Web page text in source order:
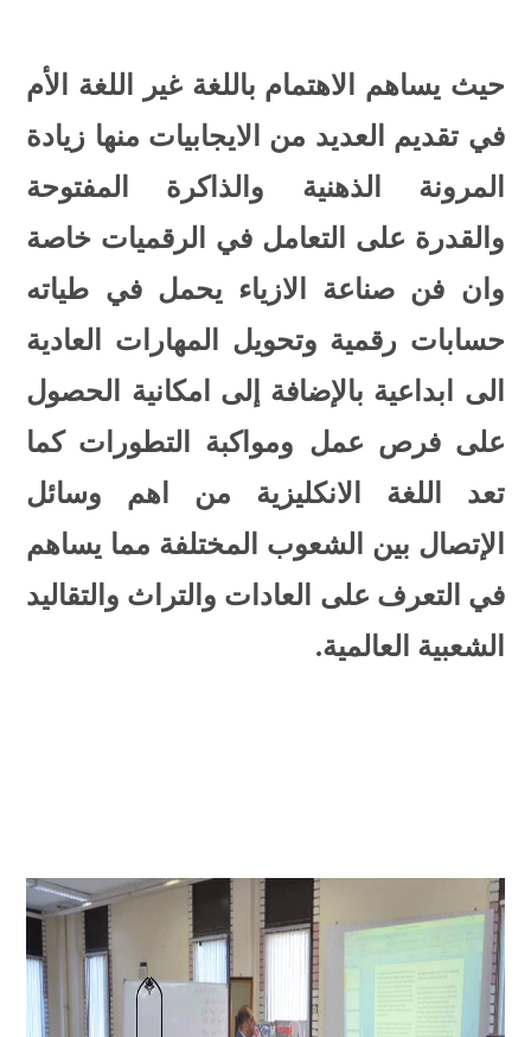
حيث يساهم الاهتمام باللغة غير اللغة الأم
في تقديم العديد من الايجابيات منها زيادة
المرونة الذهنية والذاكرة المفتوحة
والقدرة على التعامل في الرقميات خاصة
وان فن صناعة الازياء يحمل في طياته
حسابات رقمية وتحويل المهارات العادية
الى ابداعية بالإضافة إلى امكانية الحصول
على فرص عمل ومواكبة التطورات كما
تعد اللغة الانكليزية من اهم وسائل
الإتصال بين الشعوب المختلفة مما يساهم
في التعرف على العادات والتراث والتقاليد
الشعبية العالمية.